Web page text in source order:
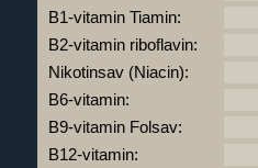
B1-vitamin Tiamin:
B2-vitamin riboflavin:
Nikotinsav (Niacin):
B6-vitamin:
B9-vitamin Folsav:
B12-vitamin: